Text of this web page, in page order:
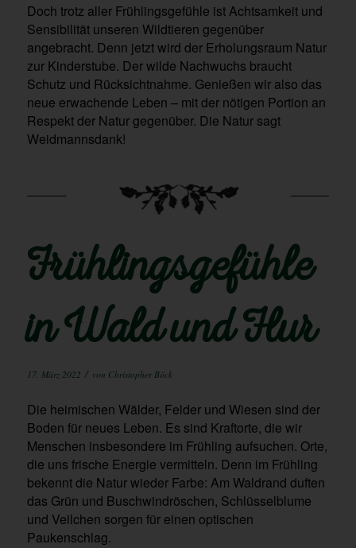
Doch trotz aller Frühlingsgefühle ist Achtsamkeit und
Sensibilität unseren Wildtieren gegenüber
angebracht. Denn jetzt wird der Erholungsraum Natur
zur Kinderstube. Der wilde Nachwuchs braucht
Schutz und Rücksichtnahme. Genießen wir also das
neue erwachende Leben – mit der nötigen Portion an
Respekt der Natur gegenüber. Die Natur sagt
Weidmannsdank!
Frühlingsgefühle
in Wald und Flur
17. März 2022 / von Christopher Böck
Die heimischen Wälder, Felder und Wiesen sind der
Boden für neues Leben. Es sind Kraftorte, die wir
Menschen insbesondere im Frühling aufsuchen. Orte,
die uns frische Energie vermitteln. Denn im Frühling
bekennt die Natur wieder Farbe: Am Waldrand duften
das Grün und Buschwindröschen, Schlüsselblume
und Veilchen sorgen für einen optischen
Paukenschlag.